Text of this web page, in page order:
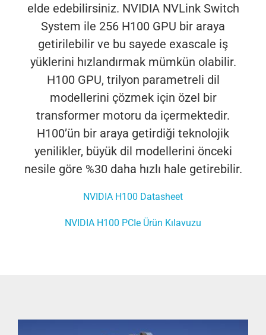
elde edebilirsiniz. NVIDIA NVLink Switch
System ile 256 H100 GPU bir araya
getirilebilir ve bu sayede exascale iş
yüklerini hızlandırmak mümkün olabilir.
H100 GPU, trilyon parametreli dil
modellerini çözmek için özel bir
transformer motoru da içermektedir.
H100’ün bir araya getirdiği teknolojik
yenilikler, büyük dil modellerini önceki
nesile göre %30 daha hızlı hale getirebilir.
NVIDIA H100 Datasheet
NVIDIA H100 PCIe Ürün Kılavuzu